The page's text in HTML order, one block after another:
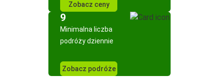
Zobacz ceny
9
Minimalna liczba
podróży dziennie
Zobacz podróże